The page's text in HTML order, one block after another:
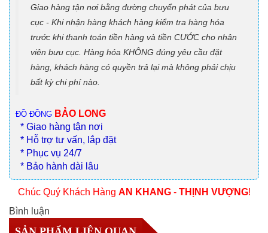
Giao hàng tận nơi bằng đường chuyển phát của bưu
cục - Khi nhận hàng khách hàng kiểm tra hàng hóa
trước khi thanh toán tiền hàng và tiền CƯỚC cho nhân
viên bưu cục. Hàng hóa KHÔNG đúng yêu cầu đặt
hàng, khách hàng có quyền trả lại mà không phải chịu
bất kỳ chi phí nào.
ĐỒ ĐỒNG BẢO LONG
* Giao hàng tận nơi
* Hỗ trợ tư vấn, lắp đặt
* Phục vụ 24/7
* Bảo hành dài lâu
Chúc Quý Khách Hàng AN KHANG - THỊNH VƯỢNG!
Bình luận